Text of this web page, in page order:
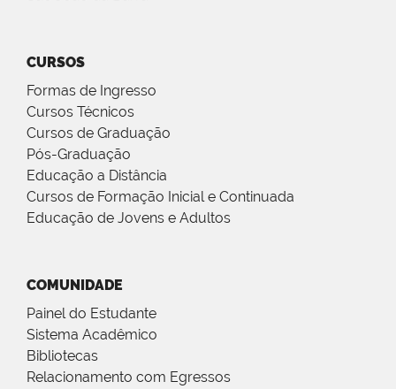
CURSOS
Formas de Ingresso
Cursos Técnicos
Cursos de Graduação
Pós-Graduação
Educação a Distância
Cursos de Formação Inicial e Continuada
Educação de Jovens e Adultos
COMUNIDADE
Painel do Estudante
Sistema Acadêmico
Bibliotecas
Relacionamento com Egressos